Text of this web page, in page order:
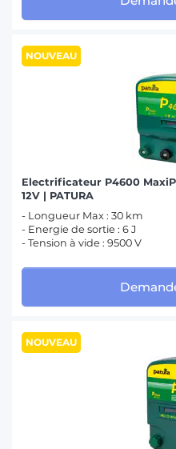
NOUVEAU
Electrificateur P4600
12V | PATURA
- Longueur Max : 30 km
- Energie de sortie : 6 J
- Tension à vide : 9500 V
NOUVEAU